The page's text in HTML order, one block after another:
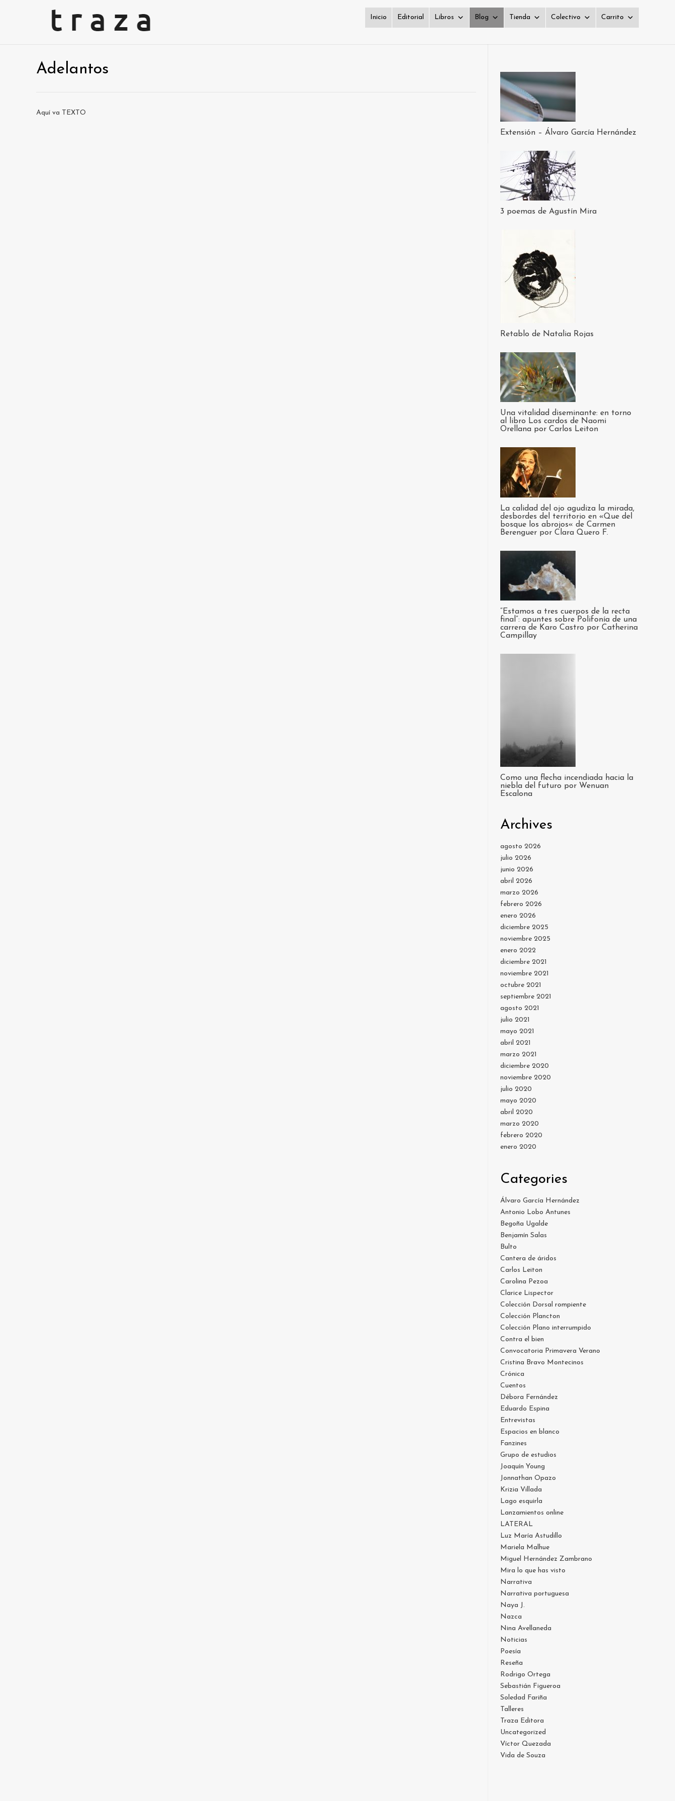
Inicio Editorial Libros Blog Tienda Colectivo Carrito
Adelantos
Aquí va TEXTO
Extensión – Álvaro García Hernández
3 poemas de Agustín Mira
Retablo de Natalia Rojas
Una vitalidad diseminante: en torno
al libro Los cardos de Naomi
Orellana por Carlos Leiton
La calidad del ojo agudiza la mirada,
desbordes del territorio en «Que del
bosque los abrojos« de Carmen
Berenguer por Clara Quero F.
“Estamos a tres cuerpos de la recta
final”: apuntes sobre Polifonía de una
carrera de Karo Castro por Catherina
Campillay
Como una flecha incendiada hacia la
niebla del futuro por Wenuan
Escalona
Archives
agosto 2026
julio 2026
junio 2026
abril 2026
marzo 2026
febrero 2026
enero 2026
diciembre 2025
noviembre 2025
enero 2022
diciembre 2021
noviembre 2021
octubre 2021
septiembre 2021
agosto 2021
julio 2021
mayo 2021
abril 2021
marzo 2021
diciembre 2020
noviembre 2020
julio 2020
mayo 2020
abril 2020
marzo 2020
febrero 2020
enero 2020
Categories
Álvaro García Hernández
Antonio Lobo Antunes
Begoña Ugalde
Benjamín Salas
Bulto
Cantera de áridos
Carlos Leiton
Carolina Pezoa
Clarice Lispector
Colección Dorsal rompiente
Colección Plancton
Colección Plano interrumpido
Contra el bien
Convocatoria Primavera Verano
Cristina Bravo Montecinos
Crónica
Cuentos
Débora Fernández
Eduardo Espina
Entrevistas
Espacios en blanco
Fanzines
Grupo de estudios
Joaquín Young
Jonnathan Opazo
Krizia Villada
Lago esquirla
Lanzamientos online
LATERAL
Luz María Astudillo
Mariela Malhue
Miguel Hernández Zambrano
Mira lo que has visto
Narrativa
Narrativa portuguesa
Naya J.
Nazca
Nina Avellaneda
Noticias
Poesía
Reseña
Rodrigo Ortega
Sebastián Figueroa
Soledad Fariña
Talleres
Traza Editora
Uncategorized
Víctor Quezada
Vida de Souza